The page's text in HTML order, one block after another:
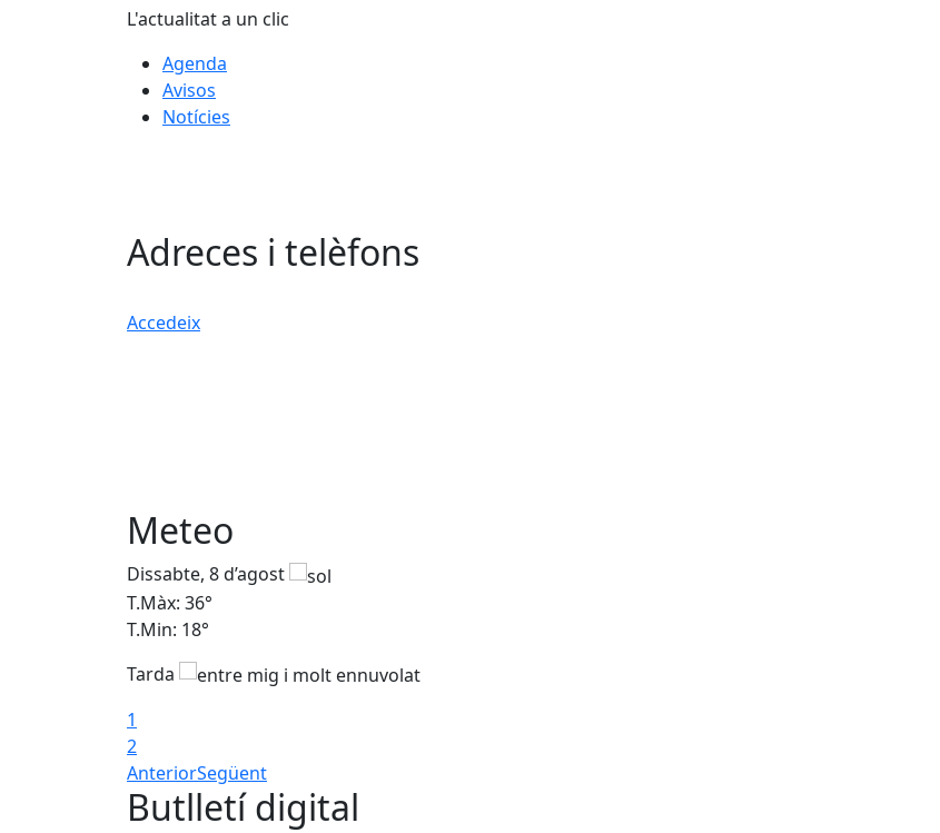
L'actualitat a un clic
Agenda
Avisos
Notícies
Adreces i telèfons
Accedeix
Meteo
Dissabte, 8 d’agost
T.Màx: 36°
T.Min: 18°
Tarda
1
2
AnteriorSegüent
Butlletí digital